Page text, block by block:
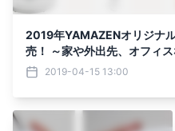
2019年YAMAZENオリジナ
売！ ～家や外出先、オフィ
風機のラインナップ～
2019-04-15 13:00